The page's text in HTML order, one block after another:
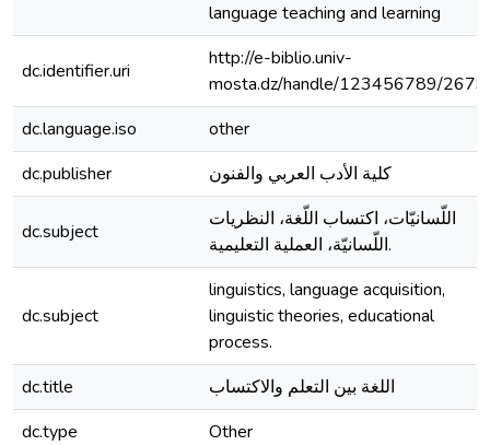
language teaching and learning
dc.identifier.uri
http://e-biblio.univ-
mosta.dz/handle/123456789/
dc.language.iso
other
dc.publisher
كلية الأدب العربي والفنون
dc.subject
اللّسانيّات، اكتساب اللّغة، النظريات
اللّسانيّة، العملية التعليمية.
dc.subject
linguistics, language acquisition,
linguistic theories, educational
process.
dc.title
اللغة بين التعلم والاكتساب
dc.type
Other